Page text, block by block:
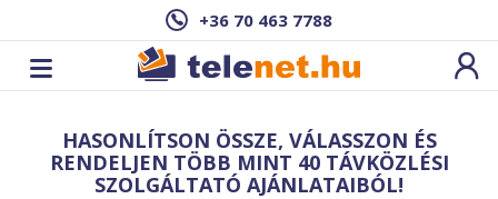
+36 70 463 7788
Ez a csomag sajnos nem elérhető az Ön
címén.Megnézem másik címen!
HASONLÍTSON ÖSSZE, VÁLASSZON ÉS
RENDELJEN TÖBB MINT 40 TÁVKÖZLÉSI
SZOLGÁLTATÓ AJÁNLATAIBÓL!